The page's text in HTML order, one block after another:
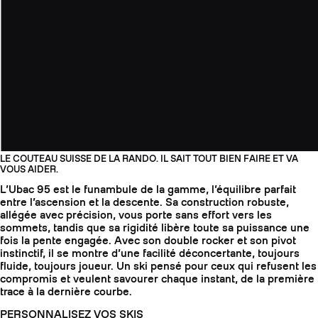
LE COUTEAU SUISSE DE LA RANDO. IL SAIT TOUT BIEN FAIRE ET VA
VOUS AIDER.
L’Ubac 95 est le funambule de la gamme, l’équilibre parfait
entre l’ascension et la descente. Sa construction robuste,
allégée avec précision, vous porte sans effort vers les
sommets, tandis que sa rigidité libère toute sa puissance une
fois la pente engagée. Avec son double rocker et son pivot
instinctif, il se montre d’une facilité déconcertante, toujours
fluide, toujours joueur. Un ski pensé pour ceux qui refusent les
compromis et veulent savourer chaque instant, de la première
trace à la dernière courbe.
PERSONNALISEZ VOS SKIS